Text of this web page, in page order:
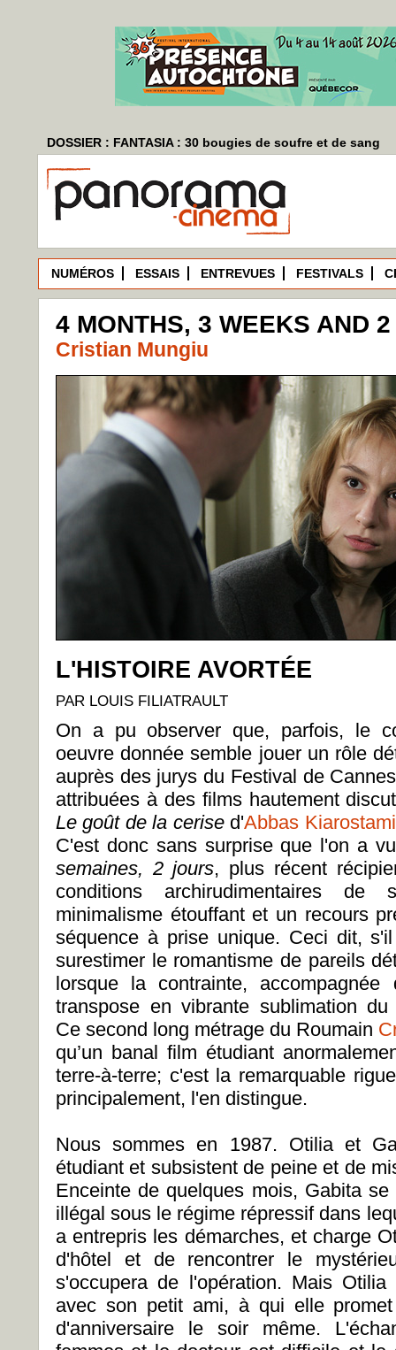
DOSSIER : FANTASIA : 30 bougies de soufre et de sang
NUMÉROS ESSAIS ENTREVUES FESTIVALS
4 MONTHS, 3 WEEKS AND
Cristian Mungiu
L'HISTOIRE AVORTÉE
PAR LOUIS FILIATRAULT
On a pu observer que, parfois, le
oeuvre donnée semble jouer un rôle
auprès des jurys du Festival de
attribuées à des films hautement
Le goût de la cerise d'Abbas Kiarostami
C'est donc sans surprise que l'on a
semaines, 2 jours, plus récent
conditions archirudimentaires
minimalisme étouffant et un recours
séquence à prise unique. Ceci dit,
surestimer le romantisme de pareils
lorsque la contrainte,
transpose en vibrante sublimation du
Ce second long métrage du Roumain
qu’un banal film étudiant
terre-à-terre; c'est la remarquable
principalement, l'en distingue.
Nous sommes en 1987. Otilia et
étudiant et subsistent de peine et de
Enceinte de quelques mois, Gabita
illégal sous le régime répressif dans
a entrepris les démarches, et charge
d'hôtel et de rencontrer le
s'occupera de l'opération. Mais
avec son petit ami, à qui elle
d'anniversaire le soir même.